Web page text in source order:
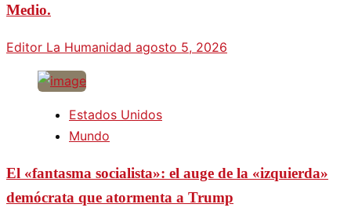
Medio.
Editor La Humanidad agosto 5, 2026
Estados Unidos
Mundo
El «fantasma socialista»: el auge de la «izquierda»
demócrata que atormenta a Trump